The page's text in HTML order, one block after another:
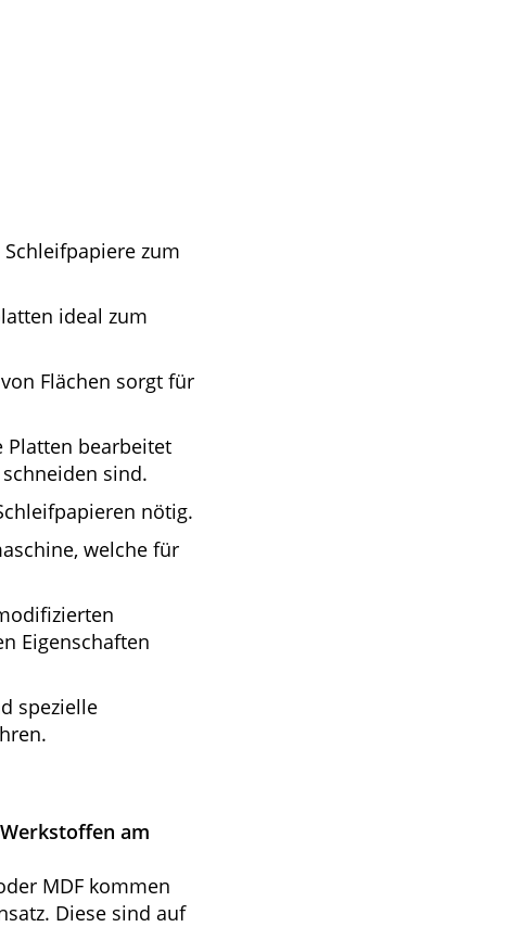
zum
ideal zum
Flächen sorgt für
Platten bearbeitet
sind.
nötig.
welche für
Eigenschaften
spezielle
am
MDF kommen
Diese sind auf